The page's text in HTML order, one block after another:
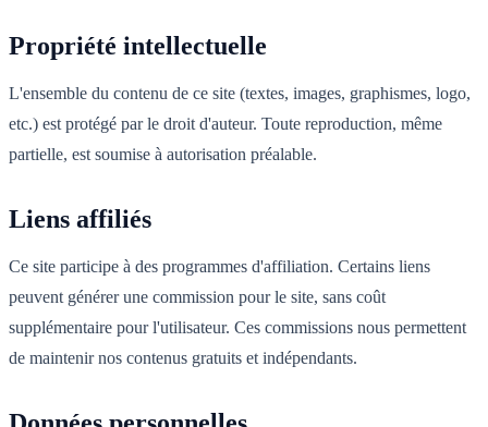
Propriété intellectuelle
L'ensemble du contenu de ce site (textes, images, graphismes, logo,
etc.) est protégé par le droit d'auteur. Toute reproduction, même
partielle, est soumise à autorisation préalable.
Liens affiliés
Ce site participe à des programmes d'affiliation. Certains liens
peuvent générer une commission pour le site, sans coût
supplémentaire pour l'utilisateur. Ces commissions nous permettent
de maintenir nos contenus gratuits et indépendants.